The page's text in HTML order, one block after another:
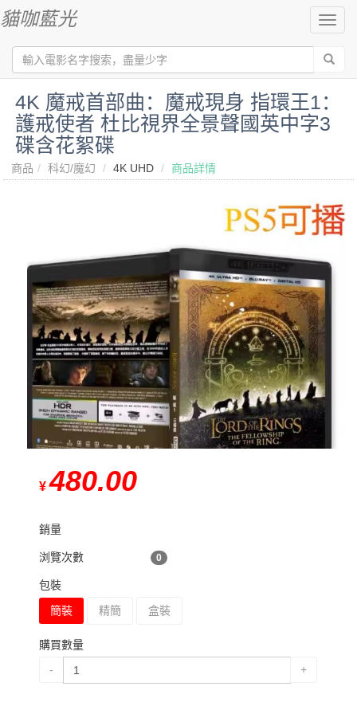
切
換
導
貓咖藍光
4K 魔戒首部曲：魔戒現身 指環王1：
護戒使者 杜比視界全景聲國英中字3
碟含花絮碟
商品 科幻/魔幻 4K UHD 商品詳情
¥ 480.00
銷量
浏覽次數 0
包裝
簡裝
精簡 盒裝
購買數量
-
+